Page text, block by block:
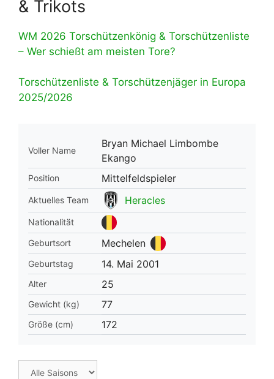
& Trikots
WM 2026 Torschützenkönig & Torschützenliste
– Wer schießt am meisten Tore?
Torschützenliste & Torschützenjäger in Europa
2025/2026
Voller Name
Bryan Michael Limbombe
Ekango
Position Mittelfeldspieler
Aktuelles Team Heracles
Nationalität
Geburtsort
Mechelen
Geburtstag 14. Mai 2001
Alter 25
Gewicht (kg) 77
Größe (cm) 172